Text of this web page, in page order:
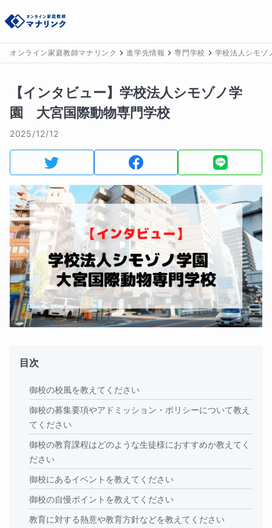
オンライン家庭教師マナリンク 進学先情報 専門学校 学校法人シモ
【インタビュー】学校法人シモゾノ学
園 大宮国際動物専門学校
2025/12/12
目次
御校の校風を教えてください
御校の募集要項やアドミッション・ポリシーについて教え
てください
御校の教育課程はどのような生徒様におすすめか教えてく
ださい
御校にあるイベントを教えてください
御校の自慢ポイントを教えてください
教育に対する熱意や教育方針などを教えてください